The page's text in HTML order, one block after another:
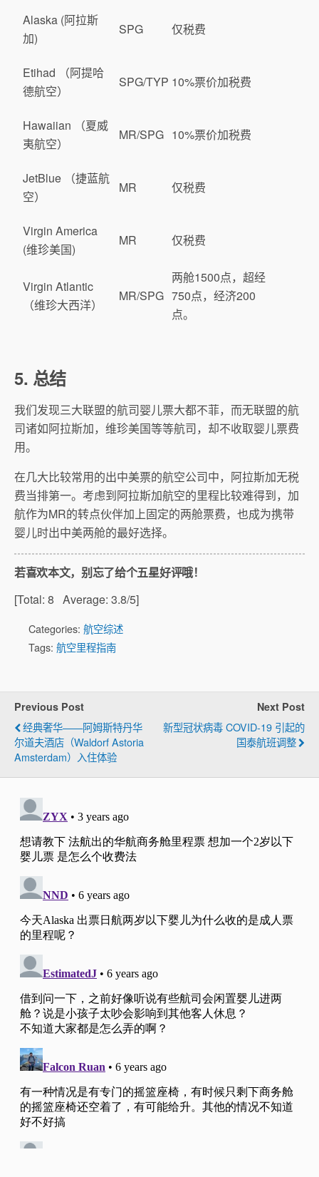
Alaska (阿拉斯
加)
SPG 仅税费
Etihad （阿提哈
德航空）
SPG/TYP 10%票价加税费
Hawaiian （夏威
夷航空）
MR/SPG 10%票价加税费
JetBlue （捷蓝航
空）
MR 仅税费
Virgin America
(维珍美国)
MR 仅税费
Virgin Atlantic
（维珍大西洋）
MR/SPG
两舱1500点，超经
750点，经济200
点。
5. 总结
我们发现三大联盟的航司婴儿票大都不菲，而无联盟的航
司诸如阿拉斯加，维珍美国等等航司，却不收取婴儿票费
用。
在几大比较常用的出中美票的航空公司中，阿拉斯加无税
费当排第一。考虑到阿拉斯加航空的里程比较难得到，加
航作为MR的转点伙伴加上固定的两舱票费，也成为携带
婴儿时出中美两舱的最好选择。
若喜欢本文，别忘了给个五星好评哦！
[Total: 8 Average: 3.8/5]
Categories: 航空综述
Tags: 航空里程指南
Previous Post
经典奢华——阿姆斯特丹华
尔道夫酒店（Waldorf Astoria
Amsterdam）入住体验
Next Post
新型冠状病毒 COVID-19 引起的
国泰航班调整